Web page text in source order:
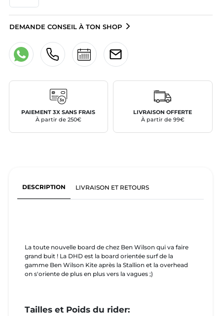
DEMANDE CONSEIL À TON SHOP
PAIEMENT 3X SANS FRAIS
À partir de 250€
LIVRAISON OFFERTE
À partir de 99€
DESCRIPTION LIVRAISON ET RETOURS
La toute nouvelle board de chez Ben Wilson qui va faire
grand buit ! La DHD est la board orientée surf de la
gamme Ben Wilson Kite après la Stallion et la overhead
on s'oriente de plus en plus vers la vagues ;)
Tailles et Poids du rider: